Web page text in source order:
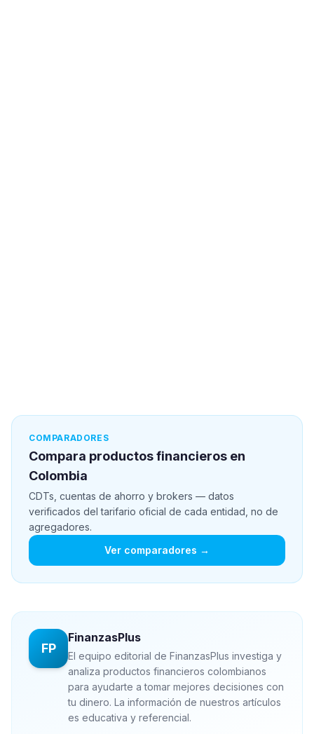
COMPARADORES
Compara productos financieros en
Colombia
CDTs, cuentas de ahorro y brokers — datos
verificados del tarifario oficial de cada entidad, no de
agregadores.
Ver comparadores →
FP
FinanzasPlus
El equipo editorial de FinanzasPlus investiga y
analiza productos financieros colombianos
para ayudarte a tomar mejores decisiones con
tu dinero. La información de nuestros artículos
es educativa y referencial.